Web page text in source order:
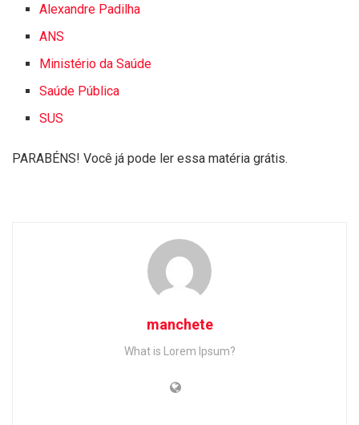
Alexandre Padilha
ANS
Ministério da Saúde
Saúde Pública
SUS
PARABÉNS! Você já pode ler essa matéria grátis.
manchete
What is Lorem Ipsum?